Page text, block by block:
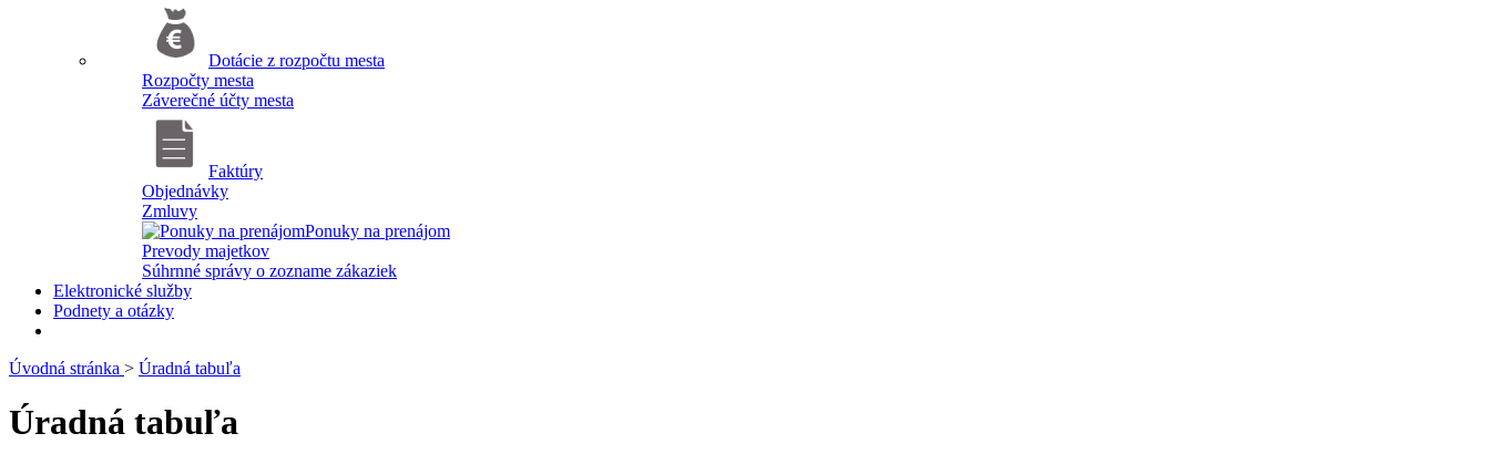
Dotácie z rozpočtu mesta
Rozpočty mesta
Záverečné účty mesta
Faktúry
Objednávky
Zmluvy
Ponuky na prenájom
Prevody majetkov
Súhrnné správy o zozname zákaziek
Elektronické služby
Podnety a otázky
Úvodná stránka > Úradná tabuľa
Úradná tabuľa